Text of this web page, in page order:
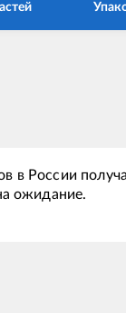
в России
ожидание.